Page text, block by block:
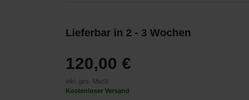
Lieferbar in 2 - 3 Wochen
120,00 €
inkl. ges. MwSt
Kostenloser Versand